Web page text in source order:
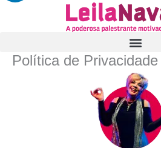
Política de Privacidade